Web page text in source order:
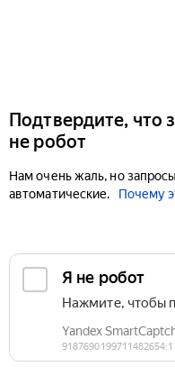
Подтвердите, что
не робот
Нам очень жаль, но
автоматические.
Почему